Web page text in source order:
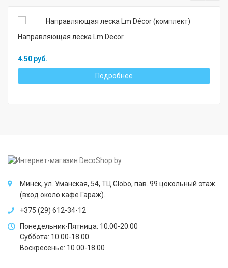
Направляющая леска Lm Decor
4.50 руб.
Подробнее
Минск, ул. Уманская, 54, ТЦ Globo, пав. 99 цокольный этаж
(вход около кафе Гараж).
+375 (29) 612-34-12
Понедельник-Пятница: 10.00-20.00
Суббота: 10.00-18.00
Воскресенье: 10.00-18.00